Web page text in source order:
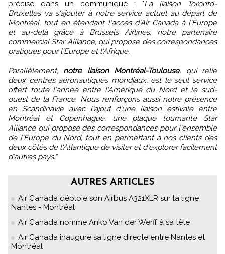
précise dans un communiqué : "La liaison Toronto-
Bruxelles va s'ajouter à notre service actuel au départ de
Montréal, tout en étendant l'accès d'Air Canada à l'Europe
et au-delà grâce à Brussels Airlines, notre partenaire
commercial Star Alliance, qui propose des correspondances
pratiques pour l'Europe et l'Afrique.
Parallèlement, notre liaison Montréal-Toulouse, qui relie
deux centres aéronautiques mondiaux, est le seul service
offert toute l'année entre l'Amérique du Nord et le sud-
ouest de la France. Nous renforçons aussi notre présence
en Scandinavie avec l'ajout d'une liaison estivale entre
Montréal et Copenhague, une plaque tournante Star
Alliance qui propose des correspondances pour l'ensemble
de l'Europe du Nord, tout en permettant à nos clients des
deux côtés de l'Atlantique de visiter et d'explorer facilement
d'autres pays."
AUTRES ARTICLES
Air Canada déploie son Airbus A321XLR sur la ligne
Nantes - Montréal
Air Canada nomme Anko Van der Werff à sa tête
Air Canada inaugure sa ligne directe entre Nantes et
Montréal